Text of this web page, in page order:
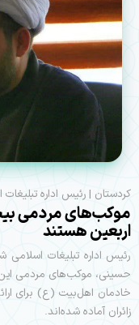
کردستان | رئیس اداره تبلیغات
موکب‌های مردمی
اربعین هستند
رئیس اداره تبلیغات
حسینی، موکب‌های مردمی
خادمان اهل‌بیت (ع) برای
زائران آماده شده‌اند.